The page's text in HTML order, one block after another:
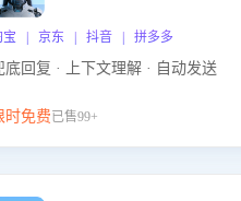
宝 | 京东 | 抖音 | 拼多多
底回复 · 上下文理解 · 自动发送
时免费已售99+